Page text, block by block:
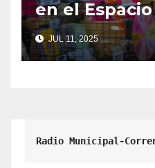
en el
jornada-
juventudes
JUL 11, 2025
Radio Municipal-